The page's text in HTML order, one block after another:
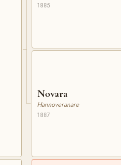
1885
Novara
Hannoveranare
1887